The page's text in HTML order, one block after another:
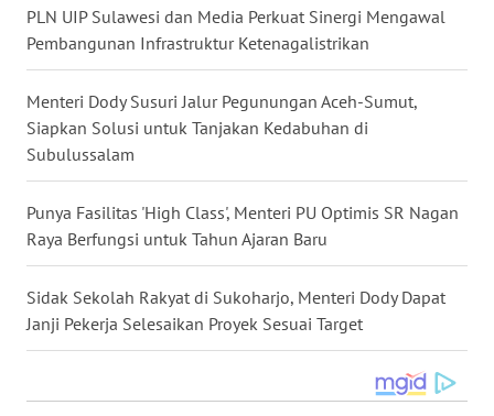
PLN UIP Sulawesi dan Media Perkuat Sinergi Mengawal
Pembangunan Infrastruktur Ketenagalistrikan
Menteri Dody Susuri Jalur Pegunungan Aceh-Sumut,
Siapkan Solusi untuk Tanjakan Kedabuhan di
Subulussalam
Punya Fasilitas 'High Class', Menteri PU Optimis SR Nagan
Raya Berfungsi untuk Tahun Ajaran Baru
Sidak Sekolah Rakyat di Sukoharjo, Menteri Dody Dapat
Janji Pekerja Selesaikan Proyek Sesuai Target
WN
WN
MALUT
WN
DAIRI
WN
DANAU
TOBA
WN